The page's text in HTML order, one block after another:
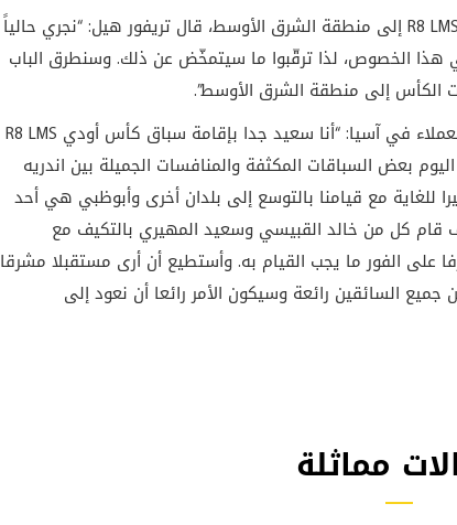
وفي حديثه عن احتمال عودة بطولة كأس أودي R8 LMS إلى منطقة الشرق الأوسط، قال تريفور هيل: “نجري حالياً
هذا الخصوص، لذا ترقّبوا ما سيتمخّض عن ذلك. وسنطرق الباب
الكأس إلى منطقة الشرق الأوسط”.
وقال رينيه كونيبيرغ، مدير سباق أودي الرياضي للعملاء في آسيا: “أنا سعيد جدا بإقامة سباق كأس أودي R8 LMS
بعض السباقات المكثفة والمنافسات الجميلة بين اندريه
للغاية مع قيامنا بالتوسع إلى بلدان أخرى وأبوظبي هي أحد
كل من خالد القبيسي وسعيد المهيري بالتكيف مع
على الفور ما يجب القيام به. وأستطيع أن أرى مستقبلا مشرقا
السائقين رائعة وسيكون الأمر رائعا أن نعود إلى
مماثلة